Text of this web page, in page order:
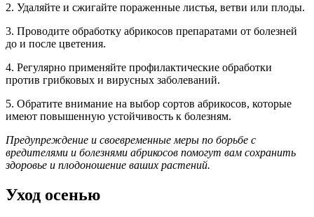
2. Удаляйте и сжигайте пораженные листья, ветви или плоды.
3. Проводите обработку абрикосов препаратами от болезней
до и после цветения.
4. Регулярно применяйте профилактические обработки
против грибковых и вирусных заболеваний.
5. Обратите внимание на выбор сортов абрикосов, которые
имеют повышенную устойчивость к болезням.
Предупреждение и своевременные меры по борьбе с
вредителями и болезнями абрикосов помогут вам сохранить
здоровье и плодоношение ваших растений.
Уход осенью